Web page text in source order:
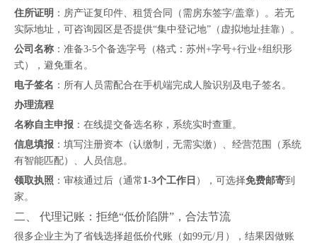
住所证明 ：房产证复印件、租赁合同（需房东签字/盖章）。若无
实际地址，可咨询园区是否提供“集中登记地”（虚拟地址挂靠）。
公司名称 ：准备3-5个备选字号（格式：苏州+字号+行业+组织形
式），避免重名。
电子签名 ：所有人员需配合在手机端完成人脸识别及电子签名。
办理流程
名称自主申报 ：在线提交备选名称，系统实时查重。
信息填报 ：填写注册资本（认缴制，无需实缴）、经营范围（系统
有智能匹配）、人员信息。
领取执照 ：审核通过后（通常 1-3个工作日 ），可选择免费邮寄到
家。
二、 代理记账：拒绝“低价陷阱”，合法节流
很多企业主为了省钱选择超低价代账（如99元/月），结果因做账